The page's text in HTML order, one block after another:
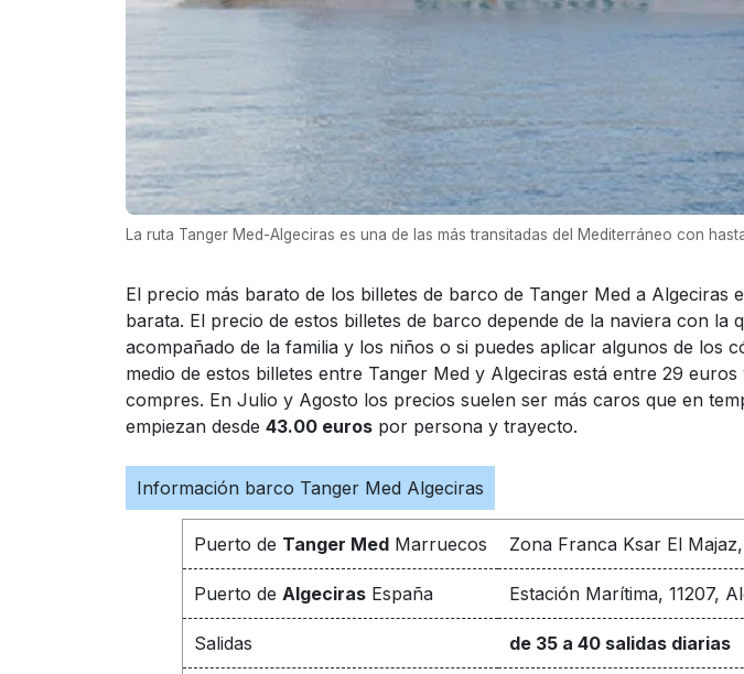
La ruta Tanger Med-Algeciras es una de las más transitadas del Mediterráneo con
El precio más barato de los billetes de barco de Tanger Med a Algeciras
barata. El precio de estos billetes de barco depende de la naviera con
acompañado de la familia y los niños o si puedes aplicar algunos de los
medio de estos billetes entre Tanger Med y Algeciras está entre 29
compres. En Julio y Agosto los precios suelen ser más caros que en
empiezan desde 43.00 euros por persona y trayecto.
Información barco Tanger Med Algeciras
Puerto de Tanger MedMarruecos Zona Franca Ksar El
Puerto de AlgecirasEspaña Estación Marítima, 11207,
Salidas de 35 a 40 salidas diarias